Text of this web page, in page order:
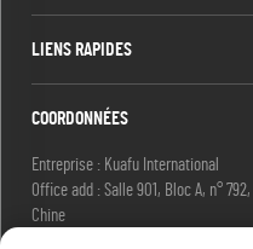
LIENS RAPIDES
COORDONNÉES
Entreprise : Kuafu International
Office add : Salle 901, Bloc A, n°
Chine